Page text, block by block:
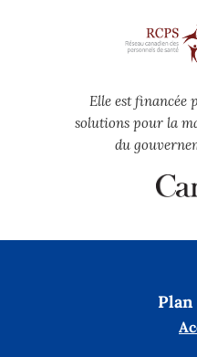
Elle est financée
solutions pour la
du